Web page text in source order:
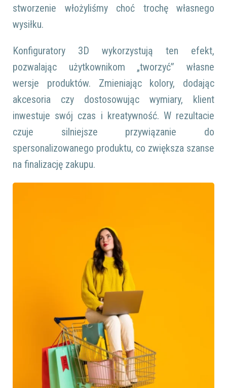
stworzenie włożyliśmy choć trochę własnego
wysiłku.
Konfiguratory 3D wykorzystują ten efekt,
pozwalając użytkownikom „tworzyć” własne
wersje produktów. Zmieniając kolory, dodając
akcesoria czy dostosowując wymiary, klient
inwestuje swój czas i kreatywność. W rezultacie
czuje silniejsze przywiązanie do
spersonalizowanego produktu, co zwiększa szanse
na finalizację zakupu.